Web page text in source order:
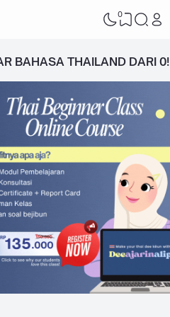
0
BAHASA THAILAND DARI 0!